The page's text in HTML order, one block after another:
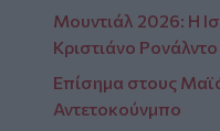
Μουντιάλ 2026: Η
Κριστιάνο
Επίσημα στους
Αντετοκούνμπο